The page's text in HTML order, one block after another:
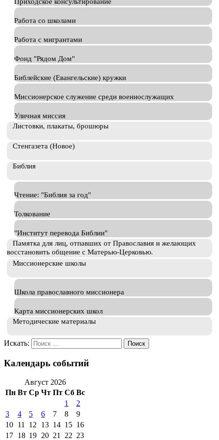
Приходское консультирование
Работа со школами
Работа с мигрантами
Фонд "Рядом Дом"
Библейские (Евангельские) кружки
Миссионерское служение среди военнослужащих
Уличная миссия
Листовки, плакаты, брошюры
Стенгазета (Новое)
Библия
Чтение: "Библия за год"
Толкование
"Институт перевода Библии"
Памятка для лиц, отпавших от Православия и желающих
восстановить общение с Матерью-Церковью.
Миссионерские школы
Школа православного миссионера
Карта миссионерских школ
Методические материалы
Искать:
Календарь событий
Август 2026
Пн Вт Ср Чт Пт Сб Вс
1
2
3
4 5 6 7 8
9
10 11 12 13 14 15 16
17 18 19 20 21 22 23